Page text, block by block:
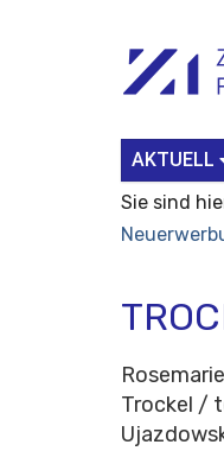
Search…
AKTUELL
Sie sind
Trockel /